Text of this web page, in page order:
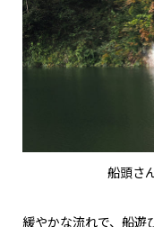
船頭さ
緩やかな流れで、船遊